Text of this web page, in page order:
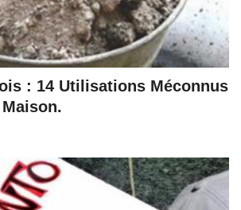
: 14 Utilisations Méconnus